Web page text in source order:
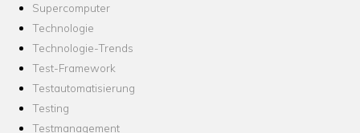
Supercomputer
Technologie
Technologie-Trends
Test-Framework
Testautomatisierung
Testing
Testmanagement